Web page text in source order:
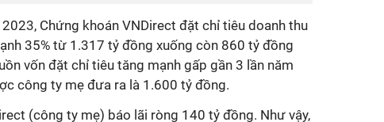
Chứng khoán VNDirect đặt chỉ tiêu doanh thu
35% từ 1.317 tỷ đồng xuống còn 860 tỷ đồng
vốn đặt chỉ tiêu tăng mạnh gấp gần 3 lần năm
công ty mẹ đưa ra là 1.600 tỷ đồng.
(công ty mẹ) báo lãi ròng 140 tỷ đồng. Như vậy,